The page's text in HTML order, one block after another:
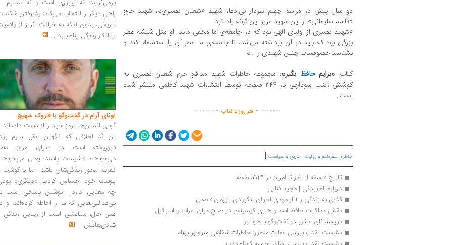
دو سال پیش در مراسم چهلم سردار بی‌ادعا، شهید «شعبان نصیری»، شهید حاج
«قاسم سلیمانی» از این شهید عزیز این گونه یاد کرد:
«شهید نصیری از اولیای الهی بود که در جامعه‌ی ما مخفی ماند. او مثل شیشه عطر
بزرگی بود که باید درِ آن برداشته می‌شد، تا جامعه‌ی ما عطر آن را استشمام کند و
بشناسد خصوصیات چنین شهیدی را...»
کتاب «برایمحافظ بگیر»؛ مجموعه خاطرات شهید مدافع حرم شعبان نصیری به
کوشش زینب سوداچی در ۳۴۴ صفحه توسط انتشارات شهید کاظمی منتشر شده
است.
...............
. هر روز با کتاب .
..............
خاطره، سفرنامه‌ و روایت | تاریخ و سیاست |
تاریخ فلسفه از آغاز تا امروز در 544صفحه
درباره راه بردگی | مجید فنایی
گذری به زندگی و آثار مهدی اخوان لنگرودی | بهمن فاطمی
نقش مذاکرات حافظ اسد و هنری کیسینجر در صلح میان اعراب و اسرائیل
نویسندگان عاشق در گفت‌وگو با هوآ یو
نشست نقد و بررسی عمارت معمور: خاطرات شفاهی منوچهر بهنام
برمی‌گزیند، نه پیروزی است و نه تسلیم.
راهی دیگر را انتخاب می‌کند: پذیرفتن
تاریخی، بدون آنکه به خیانت، گریز از
یا انکار زندگی پناه ببرد ...
اونای آرام در گفت‌وگو با فاروک شهیچ‭
گویی انسان‌ها ترمزِ خود را از دست داده‌اند
آن کُدِ اخلاقی که نگهبان عقل سلیم
فروریخته است. در دنیای امروز،
می‌خواهند فاشیست باشند؛ یعنی
نفرت، محورِ زندگی‌شان باشد... ما با گوشت
پوست خود احساس کردیم «دیگری»
چه معنایی دارد... نوشتن پاسخی است
بی‌عدالتی‌هایی که ما را احاطه کرده‌اند، و
عین حال، ستایشی است از زیبایی زندگی
شادی‌هایش ...